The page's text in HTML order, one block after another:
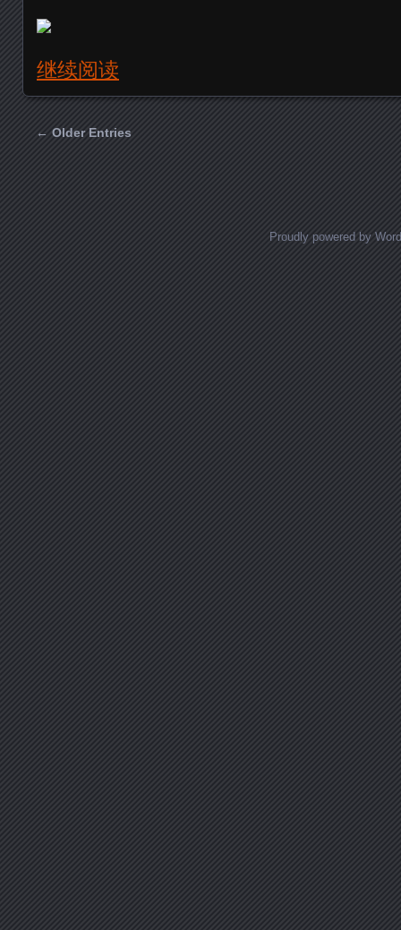
继续阅读
← Older Entries
Proudly powered by